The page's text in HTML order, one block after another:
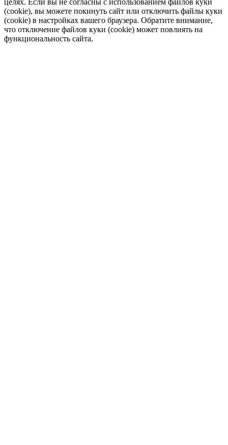
целях. Если вы не согласны с использованием файлов куки
(cookie), вы можете покинуть сайт или отключить файлы куки
(cookie) в настройках вашего браузера. Обратите внимание,
что отключение файлов куки (cookie) может повлиять на
функциональность сайта.